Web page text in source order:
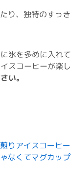
り、独特のすっき
氷を多めに入れ
スコーヒーが楽し
い。
りアイスコーヒ
なくてマグカッ